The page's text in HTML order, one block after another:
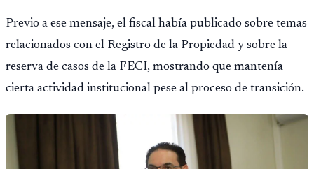
Previo a ese mensaje, el fiscal había publicado sobre temas
relacionados con el Registro de la Propiedad y sobre la
reserva de casos de la FECI, mostrando que mantenía
cierta actividad institucional pese al proceso de transición.